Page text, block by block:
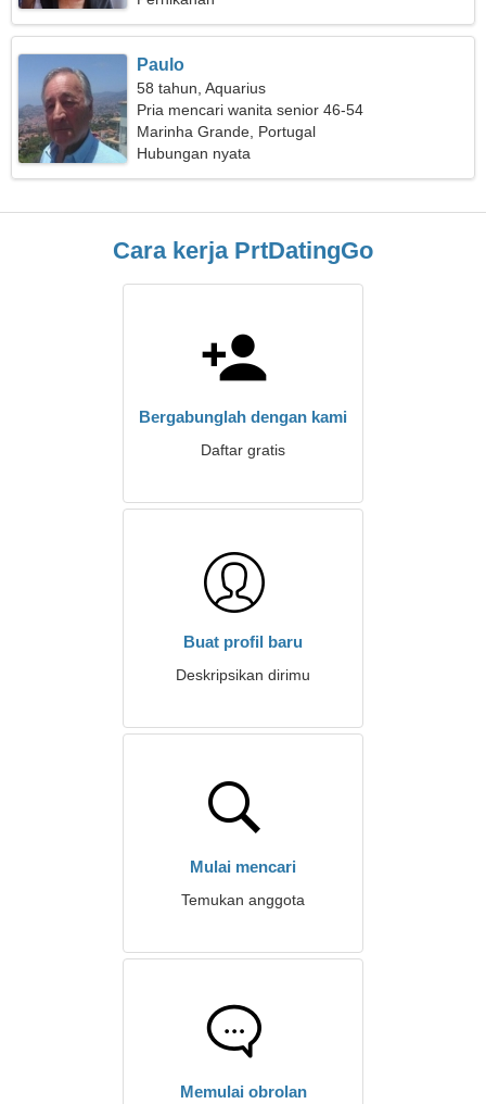
Paulo
58 tahun, Aquarius
Pria mencari wanita senior 46-54
Marinha Grande, Portugal
Hubungan nyata
Cara kerja PrtDatingGo
Bergabunglah dengan kami
Daftar gratis
Buat profil baru
Deskripsikan dirimu
Mulai mencari
Temukan anggota
Memulai obrolan